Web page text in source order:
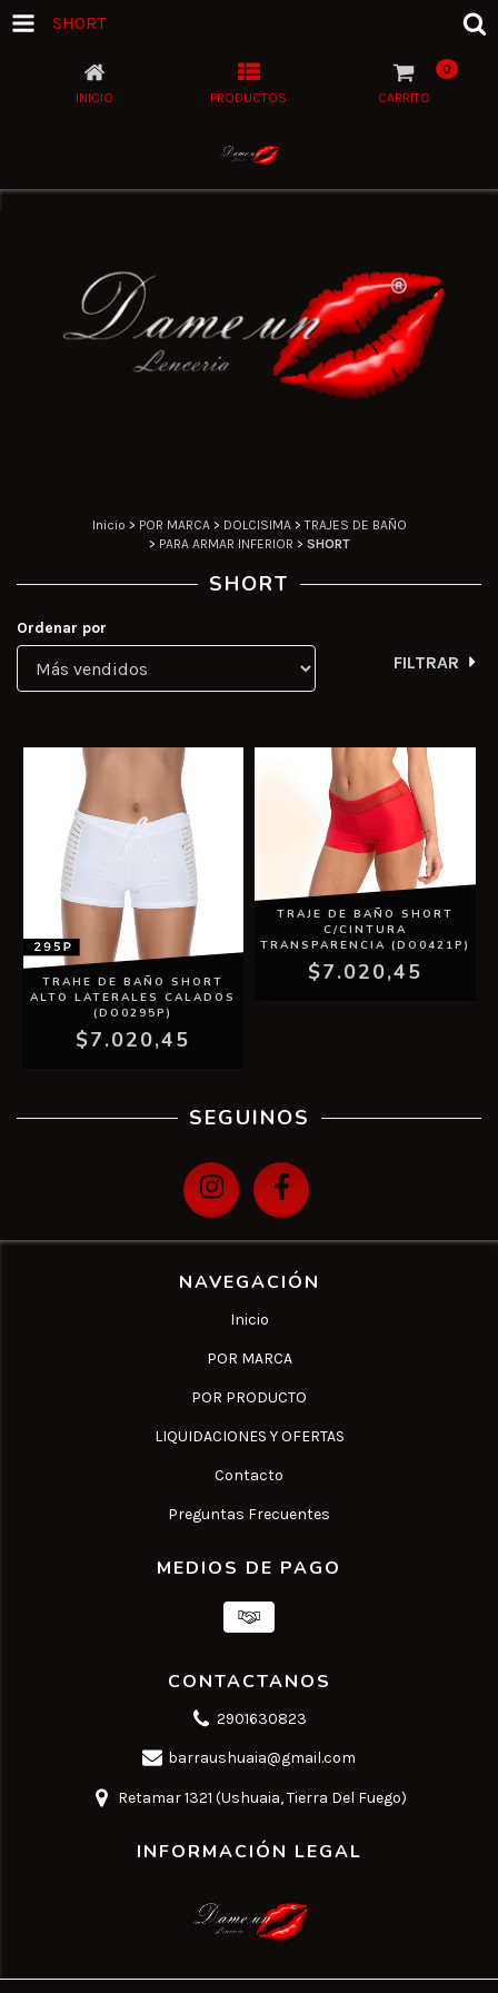
SHORT
INICIO PRODUCTOS CARRITO
0
Inicio > POR MARCA > DOLCISIMA > TRAJES DE BAÑO
> PARA ARMAR INFERIOR > SHORT
SHORT
Ordenar por
FILTRAR
TRAHE DE BAÑO SHORT
ALTO LATERALES CALADOS
(DO0295P)
$7.020,45
TRAJE DE BAÑO SHORT
C/CINTURA
TRANSPARENCIA (DO0421P)
$7.020,45
SEGUINOS
NAVEGACIÓN
Inicio
POR MARCA
POR PRODUCTO
LIQUIDACIONES Y OFERTAS
Contacto
Preguntas Frecuentes
MEDIOS DE PAGO
CONTACTANOS
2901630823
barraushuaia@gmail.com
Retamar 1321 (Ushuaia, Tierra Del Fuego)
INFORMACIÓN LEGAL